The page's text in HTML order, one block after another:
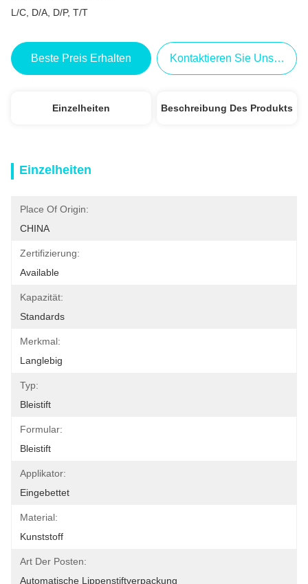
L/C, D/A, D/P, T/T
Beste Preis Erhalten Kontaktieren Sie Uns Jetzt
Einzelheiten Beschreibung Des Produkts
Einzelheiten
Place Of Origin:
CHINA
Zertifizierung:
Available
Kapazität:
Standards
Merkmal:
Langlebig
Typ:
Bleistift
Formular:
Bleistift
Applikator:
Eingebettet
Material:
Kunststoff
Art Der Posten:
Automatische Lippenstiftverpackung